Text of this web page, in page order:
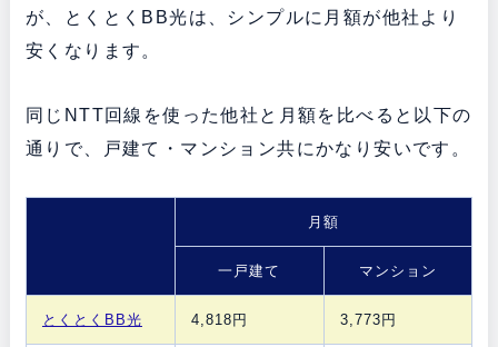
が、とくとくBB光は、シンプルに月額が他社より
安くなります。
同じNTT回線を使った他社と月額を比べると以下の
通りで、戸建て・マンション共にかなり安いです。
月額
一戸建て マンション
とくとくBB光 4,818円 3,773円